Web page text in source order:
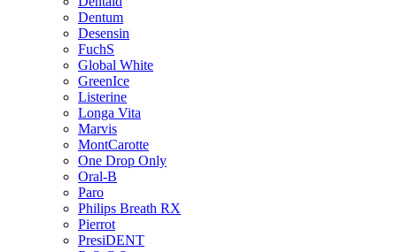
Dentum
Desensin
FuchS
Global White
GreenIce
Listerine
Longa Vita
Marvis
MontCarotte
One Drop Only
Oral-B
Paro
Philips Breath RX
Pierrot
PresiDENT